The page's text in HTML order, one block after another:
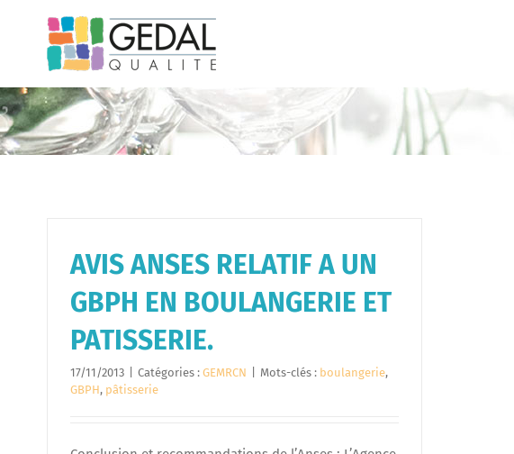
contenu
AVIS ANSES RELATIF A UN
GBPH EN BOULANGERIE ET
PATISSERIE.
17/11/2013 Catégories : GEMRCN Mots-clés : boulangerie,
GBPH, pâtisserie